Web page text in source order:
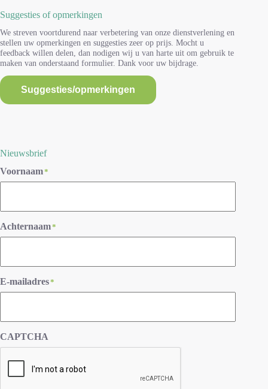
Suggesties of opmerkingen
We streven voortdurend naar verbetering van onze dienstverlening en
stellen uw opmerkingen en suggesties zeer op prijs. Mocht u
feedback willen delen, dan nodigen wij u van harte uit om gebruik te
maken van onderstaand formulier. Dank voor uw bijdrage.
Suggesties/opmerkingen
Nieuwsbrief
Voornaam*
Achternaam*
E-mailadres*
CAPTCHA